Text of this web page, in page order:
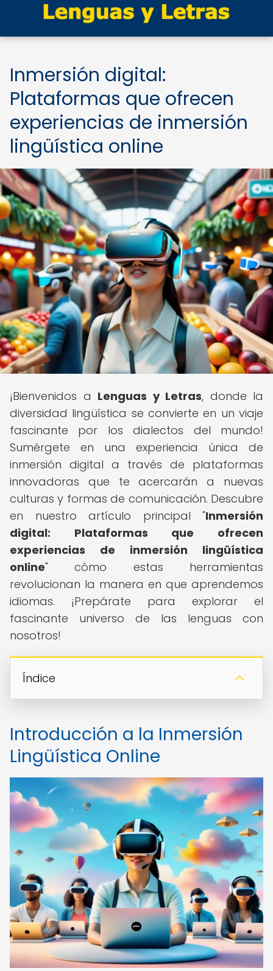
Inmersión digital:
Plataformas que ofrecen
experiencias de inmersión
lingüística online
¡Bienvenidos a Lenguas y Letras, donde la
diversidad lingüística se convierte en un viaje
fascinante por los dialectos del mundo!
Sumérgete en una experiencia única de
inmersión digital a través de plataformas
innovadoras que te acercarán a nuevas
culturas y formas de comunicación. Descubre
en nuestro artículo principal "Inmersión
digital: Plataformas que ofrecen
experiencias de inmersión lingüística
online" cómo estas herramientas
revolucionan la manera en que aprendemos
idiomas. ¡Prepárate para explorar el
fascinante universo de las lenguas con
nosotros!
Índice
Introducción a la Inmersión
Lingüística Online